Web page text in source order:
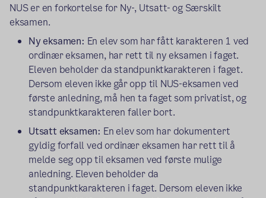
NUS er en forkortelse for Ny-, Utsatt- og Særskilt
eksamen.
Ny eksamen: En elev som har fått karakteren 1 ved
ordinær eksamen, har rett til ny eksamen i faget.
Eleven beholder da standpunktkarakteren i faget.
Dersom eleven ikke går opp til NUS-eksamen ved
første anledning, må hen ta faget som privatist, og
standpunktkarakteren faller bort.
Utsatt eksamen: En elev som har dokumentert
gyldig forfall ved ordinær eksamen har rett til å
melde seg opp til eksamen ved første mulige
anledning. Eleven beholder da
standpunktkarakteren i faget. Dersom eleven ikke